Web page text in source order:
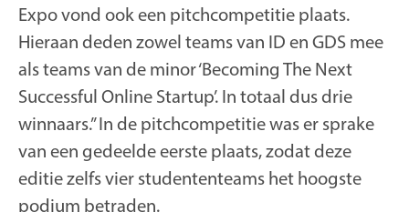
Expo vond ook een pitchcompetitie plaats.
Hieraan deden zowel teams van ID en GDS mee
als teams van de minor ‘Becoming The Next
Successful Online Startup’. In totaal dus drie
winnaars.” In de pitchcompetitie was er sprake
van een gedeelde eerste plaats, zodat deze
editie zelfs vier studententeams het hoogste
podium betraden.